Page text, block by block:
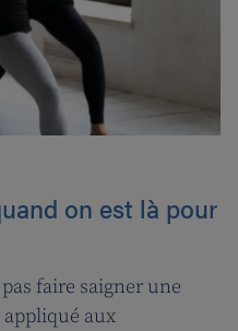
on est là pour
faire saigner une
appliqué aux